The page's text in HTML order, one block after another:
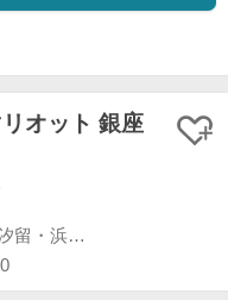
オット 銀座
東銀座駅 (東京・銀座・汐留・浜松町・品川・上野・浅草)